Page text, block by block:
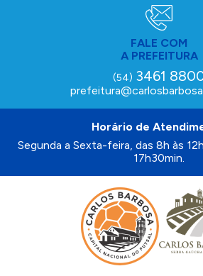
FALE COM
A PREFEITURA
(54) 3461
Horário de
Segunda a Sexta-feira, das 8h às
17h30min.